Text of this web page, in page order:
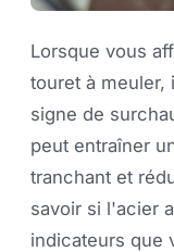
Lorsque vous
touret à meuler,
signe de
peut entraîner
tranchant et
savoir si l'acier
indicateurs que